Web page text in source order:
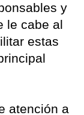
y
le cabe al
estas
atención a